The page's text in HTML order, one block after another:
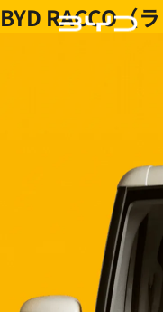
BYD RACCO（